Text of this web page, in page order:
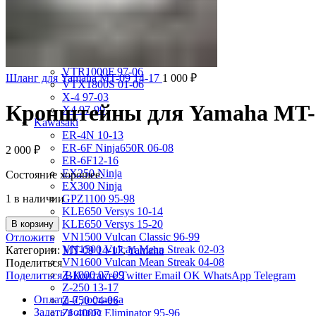
VRX400 95-96
VTR1000F 97-06
VTX1800S 01-06
X-4 97-03
X4 97-99
Kawasaki
ER-4N 10-13
ER-6F Ninja650R 06-08
ER-6F12-16
EX250 Ninja
EX300 Ninja
GPZ1100 95-98
KLE650 Versys 10-14
KLE650 Versys 15-20
VN1500 Vulcan Classic 96-99
VN1500 Vulcan Mean Streak 02-03
VN1600 Vulcan Mean Streak 04-08
Z-1000 07-09
Z-250 13-17
Z-750 04-06
ZL400D Eliminator 95-96
Шланг для Yamaha MT-09 14-17 1 000 ₽
Кронштейны для Yamaha MT-
2 000 ₽
Состояние хорошее.
1 в наличии
В корзину
Отложить
Категории:MT-09 14-17,Yamaha
Поделиться
Поделиться ВКонтакте Twitter Email OK WhatsApp Telegram
Оплата и доставка
Задать вопрос